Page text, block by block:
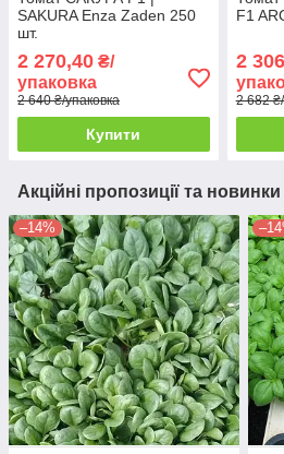
SAKURA Enza Zaden 250
шт.
2 270,40 ₴/
упаковка
2 640 ₴/упаковка
Купити
F1
2
2 682
Акційні пропозиції та новинки
–14%